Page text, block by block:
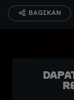
BAGIKAN